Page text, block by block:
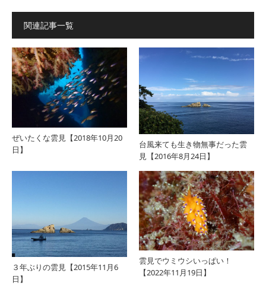
関連記事一覧
ぜいたくな雲見【2018年10月20
日】
台風来ても生き物無事だった雲
見【2016年8月24日】
３年ぶりの雲見【2015年11月6
日】
雲見でウミウシいっぱい！
【2022年11月19日】